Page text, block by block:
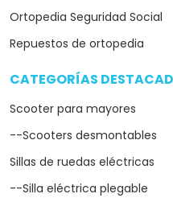
Ortopedia Seguridad Social
Repuestos de ortopedia
CATEGORÍAS
Scooter para mayores
--Scooters desmontables
Sillas de ruedas eléctricas
--Silla eléctrica plegable